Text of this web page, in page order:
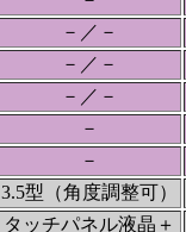
－／－
－／－
－／－
－
－
3.5型（角度調整可）
タッチパネル液晶＋